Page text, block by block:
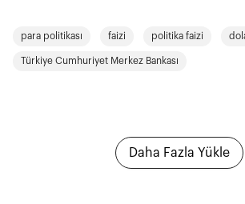
para politikası faizi politika faizi
Türkiye Cumhuriyet Merkez Bankası
Daha Fazla Yükle